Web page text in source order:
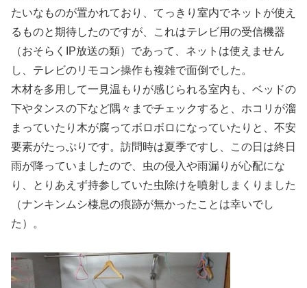
たいなものが置かれており、てっきり室内でネットが使え
るものと期待したのですが、これはテレビ用の受信機器
（おそらくIP放送の類）であって、ネットは使えません
し、テレビのリモコン操作も複雑で面倒でした。
木材を多用して一見温もりが感じられる室内も、ベッドの
下やタンスの下など隅々までチェックすると、ホコリが溜
まっていたり木が腐ってボロボロになっていたりと、不安
要素がたっぷりです。訪問時は夏季ですし、この日は終日
雨が降っていましたので、虫の侵入や雨漏りが心配にな
り、とりあえず持参していた虫除けを噴射しまくりました
（ナンキンムシ棲息の痕跡が無かったことは幸いでし
た）。